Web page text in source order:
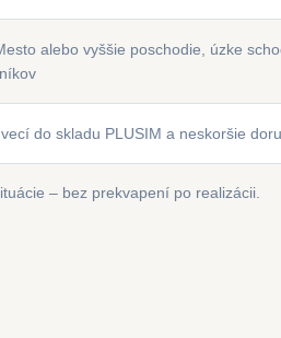
alebo vyššie poschodie, úzke
do skladu PLUSIM a neskoršie
– bez prekvapení po realizácii.